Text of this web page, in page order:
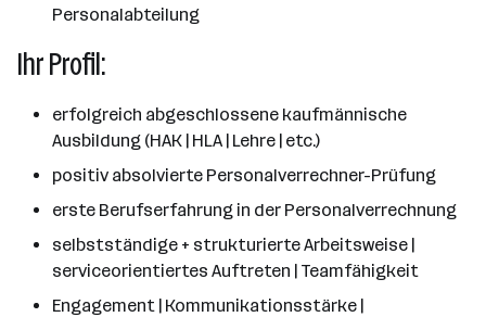
Personalabteilung
Ihr Profil:
erfolgreich abgeschlossene kaufmännische
Ausbildung (HAK | HLA | Lehre | etc.)
positiv absolvierte Personalverrechner-Prüfung
erste Berufserfahrung in der Personalverrechnung
selbstständige + strukturierte Arbeitsweise |
serviceorientiertes Auftreten | Teamfähigkeit
Engagement | Kommunikationsstärke |